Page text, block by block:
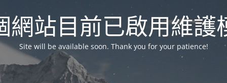
網站目前已啟用維護
Site will be available soon. Thank you for your patience!